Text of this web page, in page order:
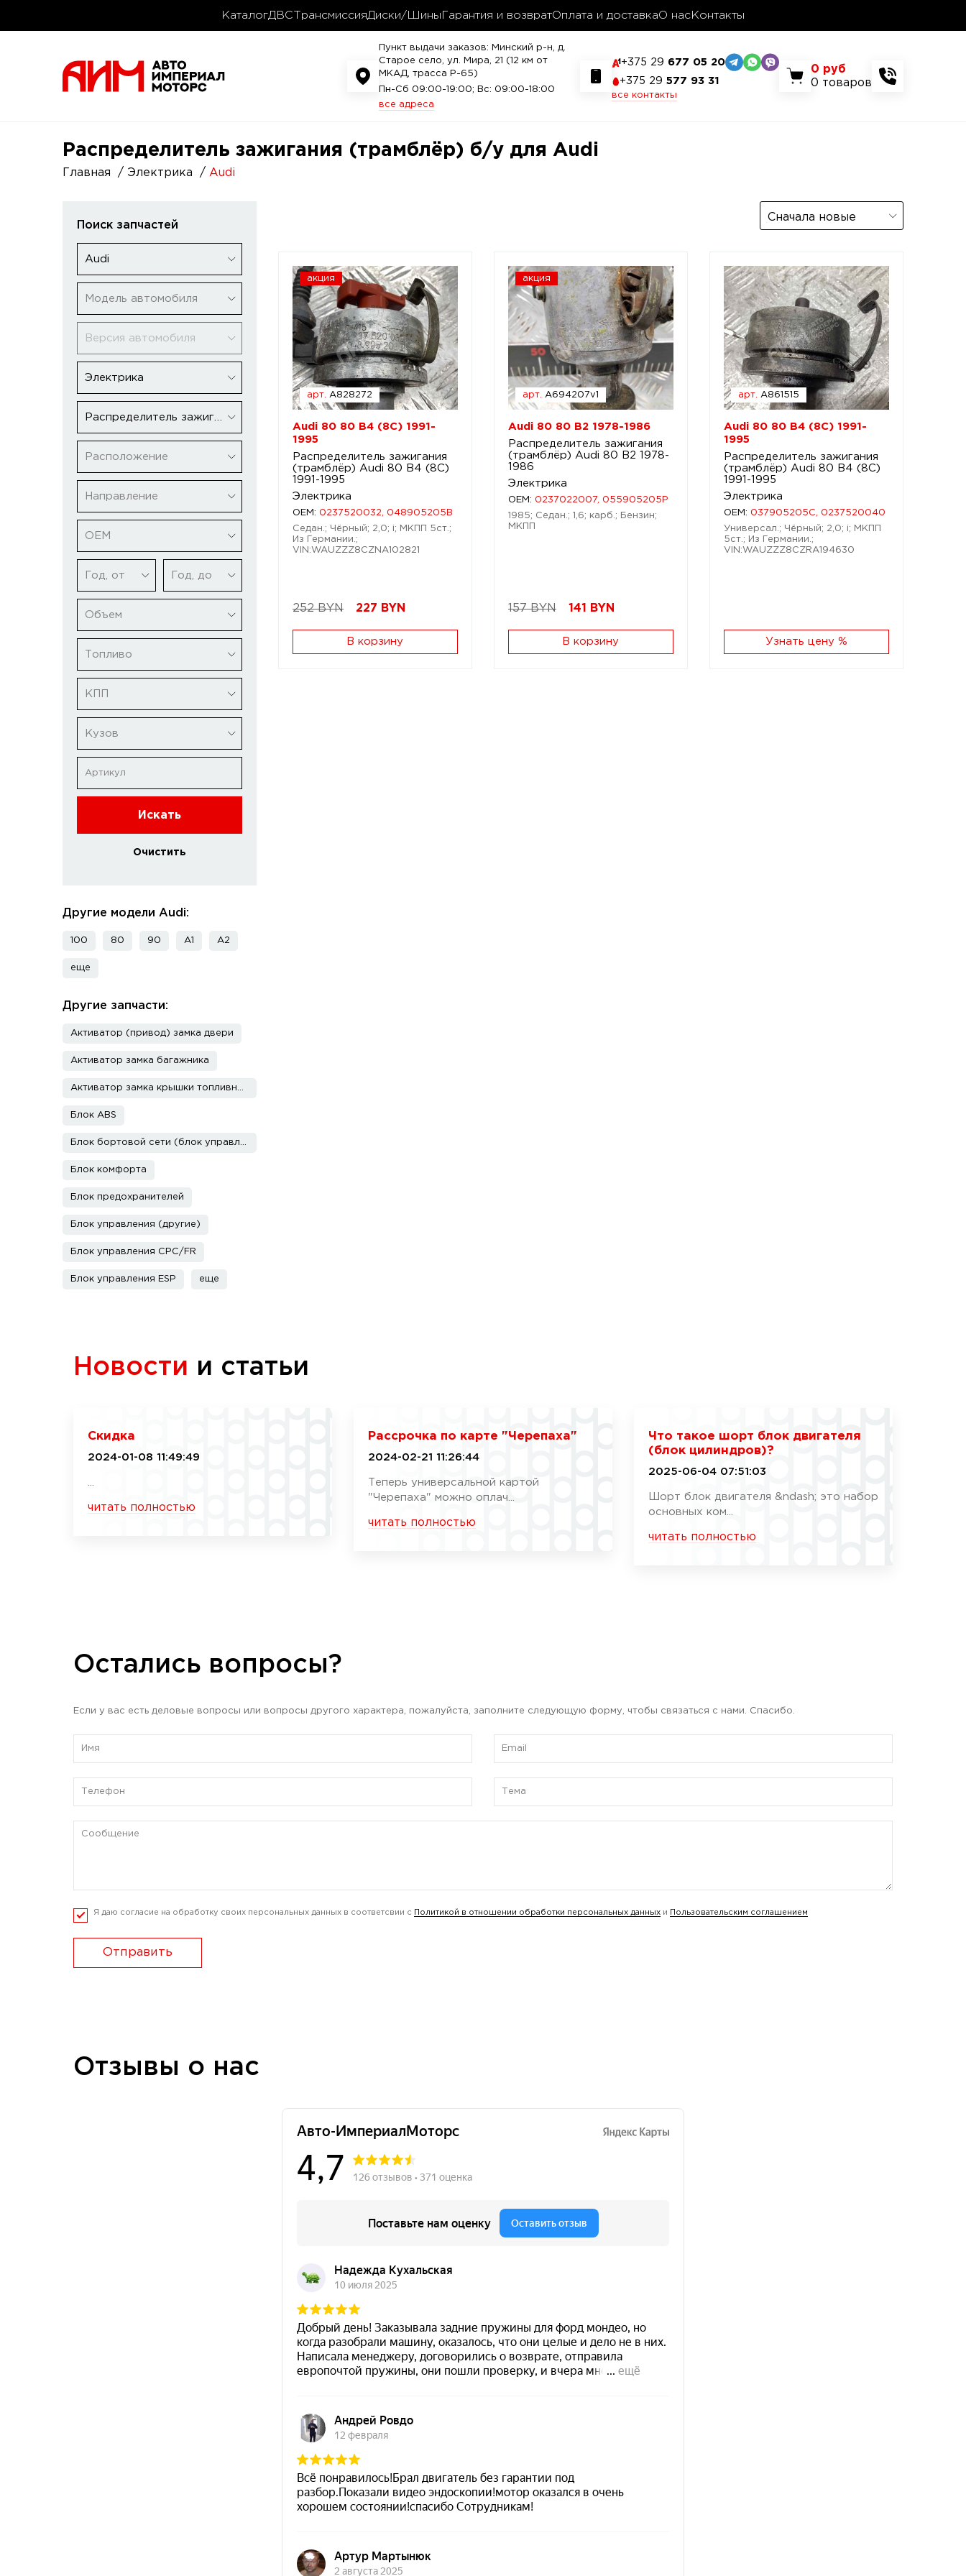
КаталогДВС ТрансмиссияДиски/Шины Гарантия и возвратОплата и доставкаО нас Контакты
Пункт выдачи заказов: Минский р-н, д.
Старое село, ул. Мира, 21 (12 км от
МКАД, трасса P-65)
Пн-Сб 09:00-19:00; Вс: 09:00-18:00
все адреса
+375 29 677 05 20
+375 29 577 93 31
все контакты
0 руб
0 товаров
Распределитель зажигания (трамблёр) б/у для Audi
Главная Электрика Audi
Поиск запчастей
Audi
Модель автомобиля
Версия автомобиля
Электрика
Расположение
Направление
ОЕМ
Год, от Год, до
Объем
Топливо
КПП
Кузов
Искать
Очистить
Другие модели Audi:
100 80 90 A1 A2
еще
Другие запчасти:
Активатор (привод) замка двери
Активатор замка багажника
Блок ABS
Блок комфорта
Блок предохранителей
Блок управления (другие)
Блок управления CPC/FR
Блок управления ESP еще
Сначала новые
акция
арт. A828272
Audi 80 80 B4 (8C) 1991-
1995
Распределитель зажигания
(трамблёр) Audi 80 B4 (8C)
1991-1995
Электрика
OEM: 0237520032, 048905205B
Седан.; Чёрный; 2,0; i; МКПП 5ст.;
Из Германии.;
VIN:WAUZZZ8CZNA102821
252 BYN 227 BYN
В корзину
акция
арт. A694207v1
Audi 80 80 B2 1978-1986
Распределитель зажигания
(трамблёр) Audi 80 B2 1978-
1986
Электрика
OEM: 0237022007, 055905205P
1985; Седан.; 1,6; карб.; Бензин;
МКПП
157 BYN 141 BYN
В корзину
арт. A861515
Audi 80 80 B4 (8C) 1991-
1995
Распределитель зажигания
(трамблёр) Audi 80 B4 (8C)
1991-1995
Электрика
OEM: 037905205C, 0237520040
Универсал.; Чёрный; 2,0; i; МКПП
5ст.; Из Германии.;
VIN:WAUZZZ8CZRA194630
Узнать цену %
Новости и статьи
Скидка
2024-01-08 11:49:49
читать полностью
Рассрочка по карте "Черепаха"
2024-02-21 11:26:44
Теперь универсальной картой
"Черепаха" можно оплач...
читать полностью
Что такое шорт блок двигателя
(блок цилиндров)?
2025-06-04 07:51:03
Шорт блок двигателя &ndash; это набор
основных ком...
читать полностью
Остались вопросы?
Если у вас есть деловые вопросы или вопросы другого характера, пожалуйста, заполните следующую форму, чтобы связаться с нами. Спасибо.
Я даю согласие на обработку своих персональных данных в соответсвии с Политикой в отношении обработки персональных данных и Пользовательским соглашением
Отправить
Отзывы о нас